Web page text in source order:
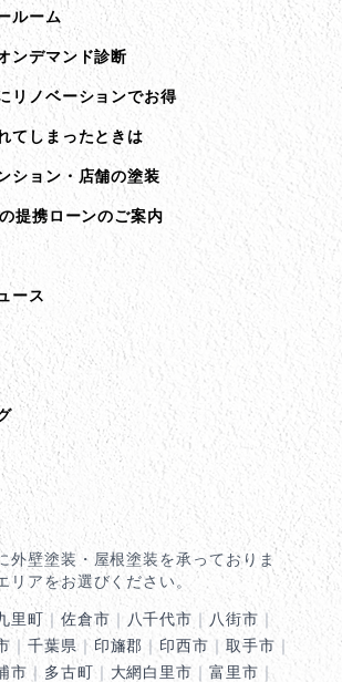
ルーム
ンデマンド診断
リノベーションでお得
てしまったときは
ション・店舗の塗装
提携ローンのご案内
ース
外壁塗装・屋根塗装を承っておりま
リアをお選びください。
里町｜ 佐倉市｜ 八千代市 ｜ 八街市 ｜
｜ 千葉県｜ 印旛郡 ｜ 印西市 ｜取手市 ｜
市 ｜ 多古町｜ 大網白里市 ｜富里市 ｜